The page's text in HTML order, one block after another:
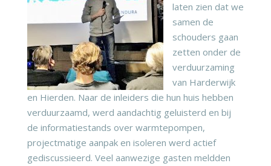
laten zien dat we
samen de
schouders gaan
zetten onder de
verduurzaming
van Harderwijk
en Hierden. Naar de inleiders die hun huis hebben
verduurzaamd, werd aandachtig geluisterd en bij
de informatiestands over warmtepompen,
projectmatige aanpak en isoleren werd actief
gediscussieerd. Veel aanwezige gasten meldden